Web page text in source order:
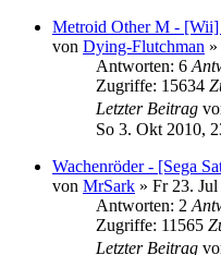
Metroid Other M -
von Dying-Flutchman »
Antworten: 6
Zugriffe: 15634
Letzter Beitrag
So 3. Okt 2010,
Wachenröder - [Sega
von MrSark » Fr 23.
Antworten: 2
Zugriffe: 11565
Letzter Beitrag